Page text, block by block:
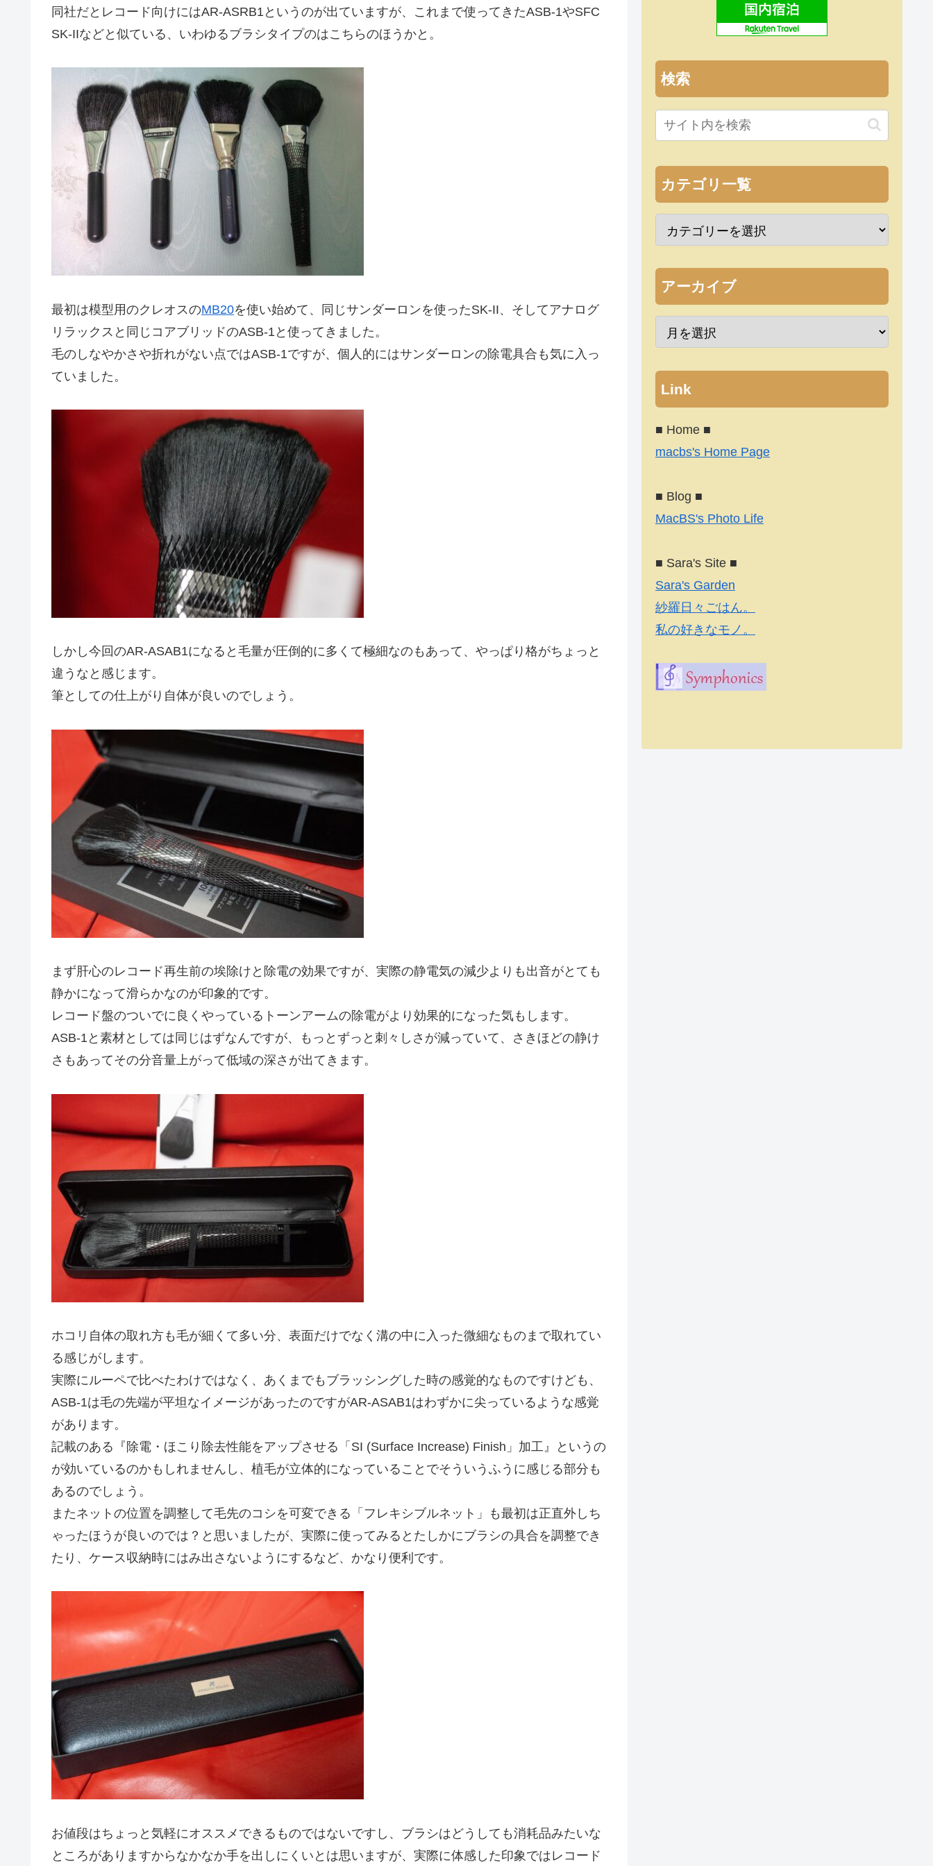
同社だとレコード向けにはAR-ASRB1というのが出ていますが、これまで使ってきたASB-1やSFC
SK-IIなどと似ている、いわゆるブラシタイプのはこちらのほうかと。
最初は模型用のクレオスのMB20を使い始めて、同じサンダーロンを使ったSK-II、そしてアナログ
リラックスと同じコアブリッドのASB-1と使ってきました。
毛のしなやかさや折れがない点ではASB-1ですが、個人的にはサンダーロンの除電具合も気に入っ
ていました。
しかし今回のAR-ASAB1になると毛量が圧倒的に多くて極細なのもあって、やっぱり格がちょっと
違うなと感じます。
筆としての仕上がり自体が良いのでしょう。
まず肝心のレコード再生前の埃除けと除電の効果ですが、実際の静電気の減少よりも出音がとても
静かになって滑らかなのが印象的です。
レコード盤のついでに良くやっているトーンアームの除電がより効果的になった気もします。
ASB-1と素材としては同じはずなんですが、もっとずっと刺々しさが減っていて、さきほどの静け
さもあってその分音量上がって低域の深さが出てきます。
ホコリ自体の取れ方も毛が細くて多い分、表面だけでなく溝の中に入った微細なものまで取れてい
る感じがします。
実際にルーペで比べたわけではなく、あくまでもブラッシングした時の感覚的なものですけども、
ASB-1は毛の先端が平坦なイメージがあったのですがAR-ASAB1はわずかに尖っているような感覚
があります。
記載のある『除電・ほこり除去性能をアップさせる「SI (Surface Increase) Finish」加工』というの
が効いているのかもしれませんし、植毛が立体的になっていることでそういうふうに感じる部分も
あるのでしょう。
またネットの位置を調整して毛先のコシを可変できる「フレキシブルネット」も最初は正直外しち
ゃったほうが良いのでは？と思いましたが、実際に使ってみるとたしかにブラシの具合を調整でき
たり、ケース収納時にはみ出さないようにするなど、かなり便利です。
お値段はちょっと気軽にオススメできるものではないですし、ブラシはどうしても消耗品みたいな
ところがありますからなかなか手を出しにくいとは思いますが、実際に体感した印象ではレコード
検索
カテゴリ一覧
アーカイブ
Link
■ Home ■
macbs's Home Page
■ Blog ■
MacBS's Photo Life
■ Sara's Site ■
Sara's Garden
紗羅日々ごはん。
私の好きなモノ。